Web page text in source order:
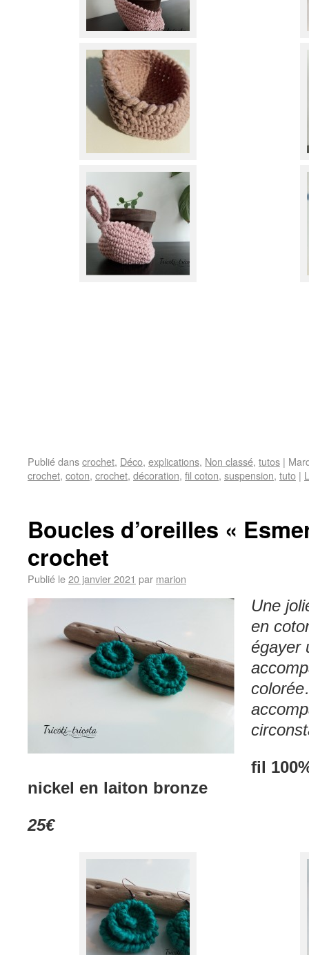
Publié danscrochet, Déco, explications, Non classé, tutos |
crochet, coton, crochet, décoration, fil coton, suspension, tuto |
Boucles d’oreilles «
crochet
Publié le20 janvier 2021 par marion
Une
en
égayer
fil
nickel en laiton bronze
25€